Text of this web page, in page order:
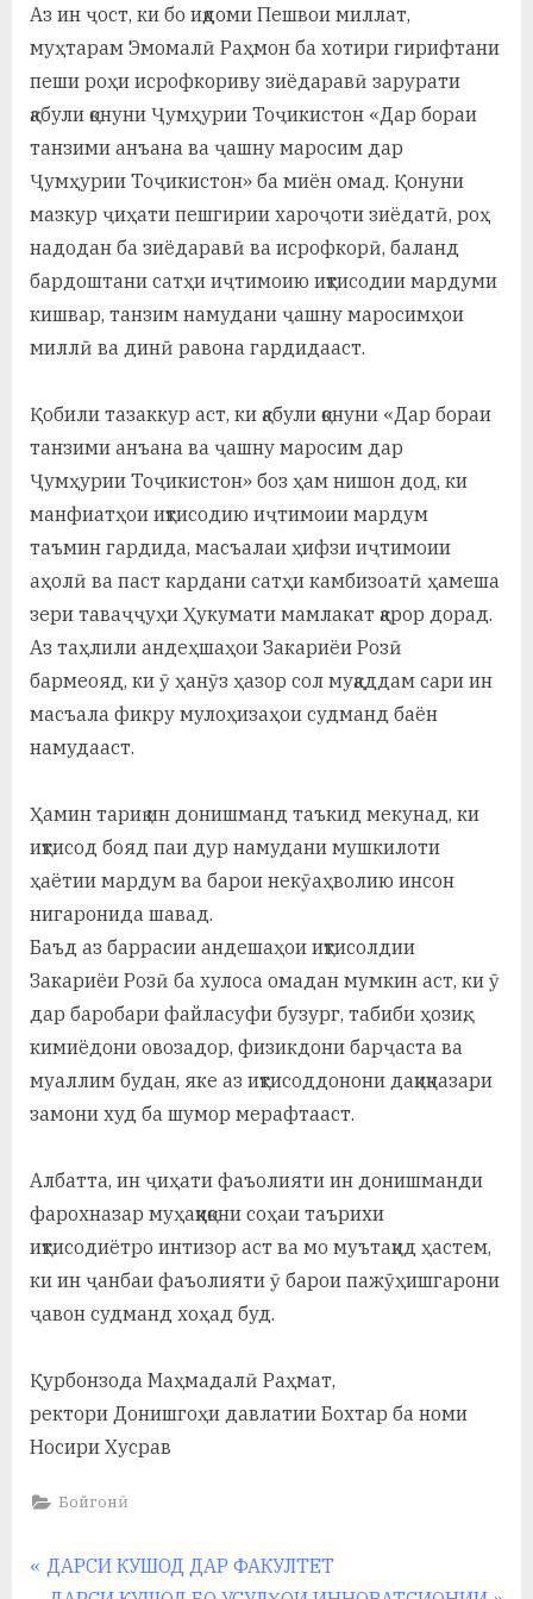
Аз ин ҷост, ки бо иқдоми Пешвои миллат,
муҳтарам Эмомалӣ Раҳмон ба хотири гирифтани
пеши роҳи исрофкориву зиёдаравӣ зарурати
қабули қонуни Ҷумҳурии Тоҷикистон «Дар бораи
танзими анъана ва ҷашну маросим дар
Ҷумҳурии Тоҷикистон» ба миён омад. Қонуни
мазкур ҷиҳати пешгирии хароҷоти зиёдатӣ, роҳ
надодан ба зиёдаравӣ ва исрофкорӣ, баланд
бардоштани сатҳи иҷтимоию иқтисодии мардуми
кишвар, танзим намудани ҷашну маросимҳои
миллӣ ва динӣ равона гардидааст.
Қобили тазаккур аст, ки қабули қонуни «Дар бораи
танзими анъана ва ҷашну маросим дар
Ҷумҳурии Тоҷикистон» боз ҳам нишон дод, ки
манфиатҳои иқтисодию иҷтимоии мардум
таъмин гардида, масъалаи ҳифзи иҷтимоии
аҳолӣ ва паст кардани сатҳи камбизоатӣ ҳамеша
зери таваҷҷуҳи Ҳукумати мамлакат қарор дорад.
Аз таҳлили андеҳшаҳои Закариёи Розӣ
бармеояд, ки ӯ ҳанӯз ҳазор сол муқаддам сари ин
масъала фикру мулоҳизаҳои судманд баён
намудааст.
Ҳамин тариқ ин донишманд таъкид мекунад, ки
иқтисод бояд паи дур намудани мушкилоти
ҳаётии мардум ва барои некӯаҳволию инсон
нигаронида шавад.
Баъд аз баррасии андешаҳои иқтисолдии
Закариёи Розӣ ба хулоса омадан мумкин аст, ки ӯ
дар баробари файласуфи бузург, табиби ҳозиқ,
кимиёдони овозадор, физикдони барҷаста ва
муаллим будан, яке аз иқтисоддонони дақиқназари
замони худ ба шумор мерафтааст.
Албатта, ин ҷиҳати фаъолияти ин донишманди
фарохназар муҳаққиқони соҳаи таърихи
иқтисодиётро интизор аст ва мо муътақид ҳастем,
ки ин ҷанбаи фаъолияти ӯ барои пажӯҳишгарони
ҷавон судманд хоҳад буд.
Қурбонзода Маҳмадалӣ Раҳмат,
ректори Донишгоҳи давлатии Бохтар ба номи
Носири Хусрав
Бойгонӣ
Навигация
P
ДАРСИ КУШОД ДАР ФАКУЛТЕТ